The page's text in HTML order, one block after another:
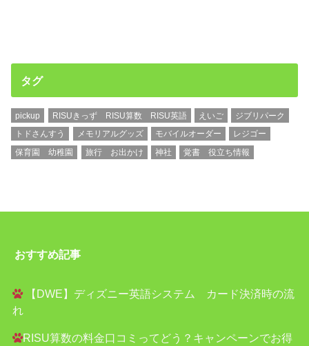
タグ
pickup RISUきっず RISU算数 RISU英語 えいご
ジブリパーク
トドさんすう
メモリアルグッズ モバイルオーダー
レジゴー
保育園 幼稚園
旅行 お出かけ 神社 覚書 役立ち情報
おすすめ記事
【DWE】ディズニー英語システム カード決済時の流
れ
RISU算数の料金口コミってどう？キャンペーンでお得